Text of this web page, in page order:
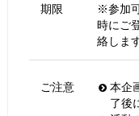
期限
※参加
時にご
絡します
ご注意
本企
了後